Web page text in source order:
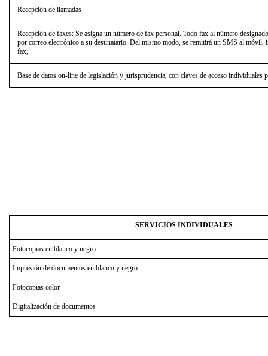
Recepción de llamadas
Recepción de faxes: Se asigna un número de fax personal. Todo fax al número
por correo electrónico a su destinatario. Del mismo modo, se remitirá un SMS al móvil,
fax,
Base de datos on-line de legislación y jurisprudencia, con claves de acceso individuales
SERVICIOS INDIVIDUALES
Fotocopias en blanco y negro
Impresión de documentos en blanco y negro
Fotocopias color
Digitalización de documentos